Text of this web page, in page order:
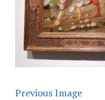
Previous Image